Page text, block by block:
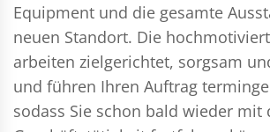
Equipment und die gesamte
neuen Standort. Die
arbeiten zielgerichtet, sorgsam
und führen Ihren Auftrag
sodass Sie schon bald wieder mit